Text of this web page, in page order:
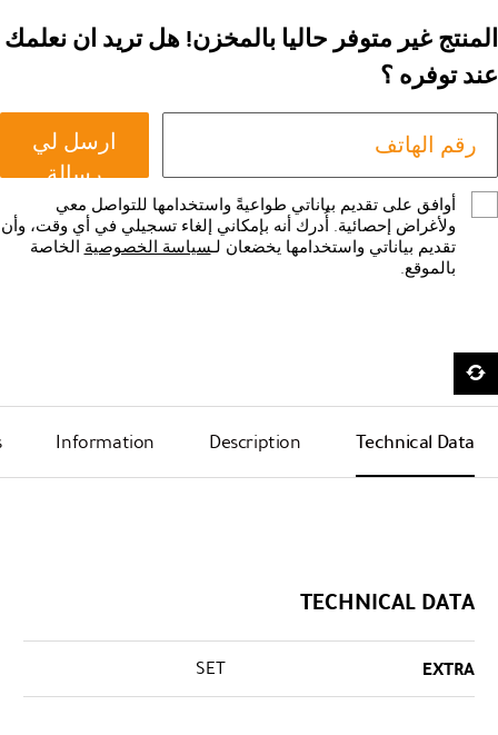
المنتج غير متوفر حاليا بالمخزن! هل تريد ان نعلمك
عند توفره ؟
ارسل لي
رسالة
أوافق على تقديم بياناتي طواعيةً واستخدامها للتواصل معي
ولأغراض إحصائية. أُدرك أنه بإمكاني إلغاء تسجيلي في أي وقت، وأن
تقديم بياناتي واستخدامها يخضعان لـسياسة الخصوصية الخاصة
بالموقع.
Technical Data
Description
Information
TECHNICAL DATA
EXTRA
SET